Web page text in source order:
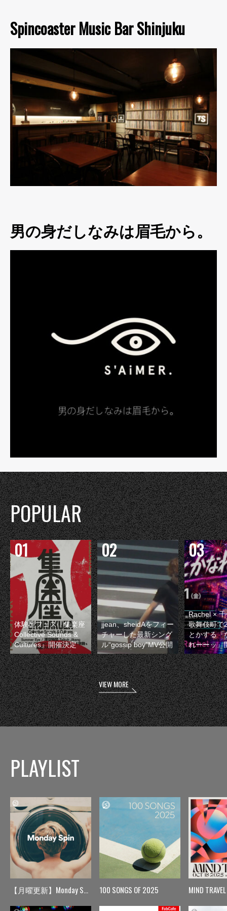
Spincoaster Music Bar Shinjuku
男の身だしなみは眉毛から。
POPULAR
体験型フェス『集楽座
Collective Sounds &
Cultures』開催決定
jjean、sheidAをフィー
チャーした最新シング
ル“gossip boy”MV公開
Rachel ×
歌舞伎町で
とかする『
れーーッ』
VIEW MORE
PLAYLIST
【月曜更新】Monday Spin 100 SONGS OF 2025 MIND TRAVEL